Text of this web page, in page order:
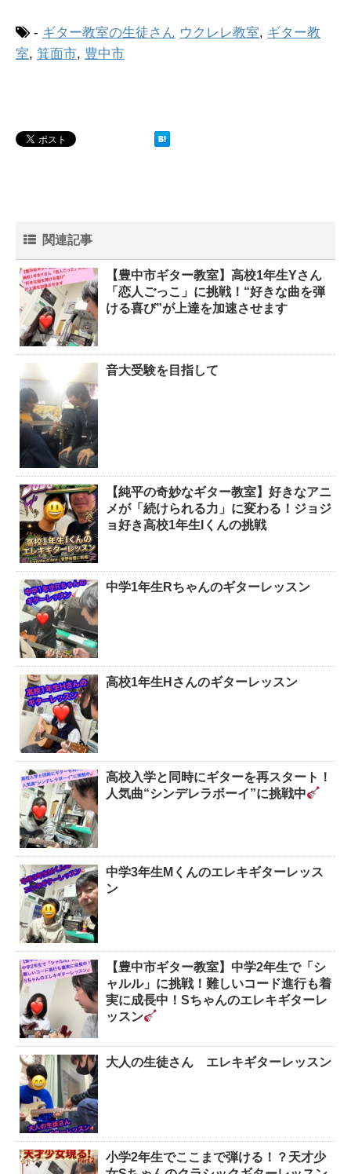
- ギター教室の生徒さん ウクレレ教室, ギター教
室, 箕面市, 豊中市
関連記事
【豊中市ギター教室】高校1年生Yさん
「恋人ごっこ」に挑戦！“好きな曲を弾
ける喜び”が上達を加速させます
音大受験を目指して
【純平の奇妙なギター教室】好きなアニ
メが「続けられる力」に変わる！ジョジ
ョ好き高校1年生Iくんの挑戦
中学1年生Rちゃんのギターレッスン
高校1年生Hさんのギターレッスン
高校入学と同時にギターを再スタート！
人気曲“シンデレラボーイ”に挑戦中
中学3年生Mくんのエレキギターレッス
ン
【豊中市ギター教室】中学2年生で「シ
ャルル」に挑戦！難しいコード進行も着
実に成長中！Sちゃんのエレキギターレ
ッスン
大人の生徒さん エレキギターレッスン
小学2年生でここまで弾ける！？天才少